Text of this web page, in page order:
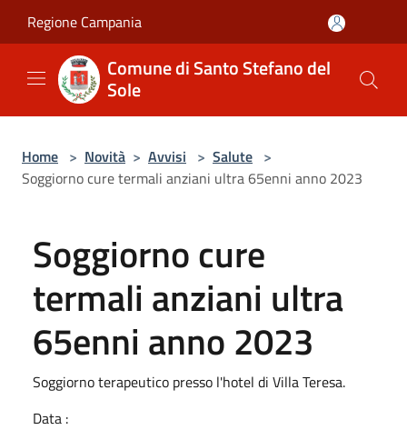
Regione Campania
Comune di Santo Stefano del
Sole
Home > Novità > Avvisi > Salute >
Soggiorno cure termali anziani ultra 65enni anno 2023
Soggiorno cure
termali anziani ultra
65enni anno 2023
Soggiorno terapeutico presso l'hotel di Villa Teresa.
Data :